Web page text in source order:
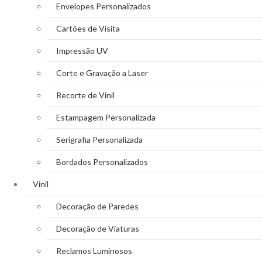
Envelopes Personalizados
Cartões de Visita
Impressão UV
Corte e Gravação a Laser
Recorte de Vinil
Estampagem Personalizada
Serigrafia Personalizada
Bordados Personalizados
Vinil
Decoração de Paredes
Decoração de Viaturas
Reclamos Luminosos